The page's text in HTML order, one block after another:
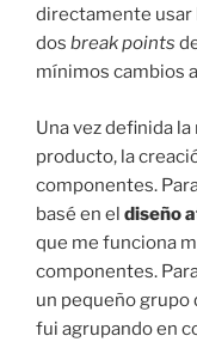
directamente usar
dos break points
mínimos cambios
Una vez definida
producto, la
componentes.
basé en el diseño
que me funciona
componentes.
un pequeño grupo
fui agrupando en